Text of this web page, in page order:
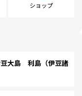
ショップ
大島 利島（伊豆諸